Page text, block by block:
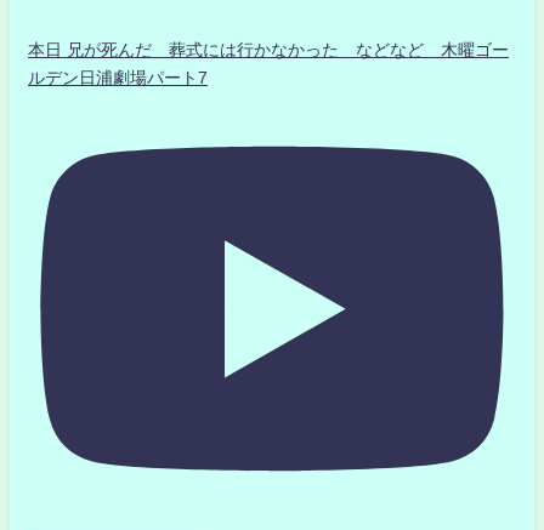
本日 兄が死んだ 葬式には行かなかった などなど 木曜ゴー
ルデン日浦劇場パート7